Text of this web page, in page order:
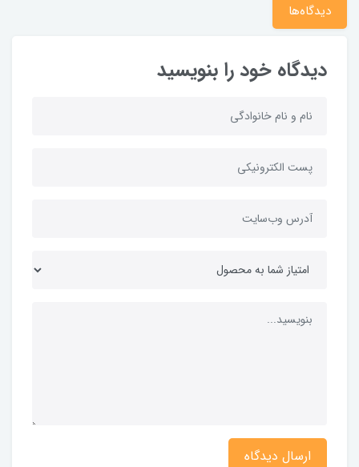
دیدگاه‌ها
دیدگاه خود را بنویسید
ارسال دیدگاه